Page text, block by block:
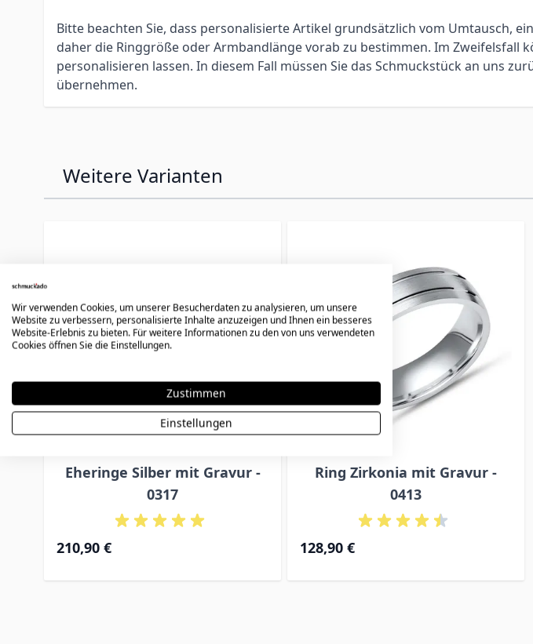
Bitte beachten Sie, dass personalisierte Artikel grundsätzlich vom Umtausch,
daher die Ringgröße oder Armbandlänge vorab zu bestimmen. Im Zweifelsfall
personalisieren lassen. In diesem Fall müssen Sie das Schmuckstück an uns
übernehmen.
Weitere Varianten
Eheringe Silber mit Gravur -
0317
210,90 €
Ring Zirkonia mit Gravur -
0413
128,90 €
Wir verwenden Cookies, um unserer Besucherdaten zu analysieren, um unsere
Website zu verbessern, personalisierte Inhalte anzuzeigen und Ihnen ein besseres
Website-Erlebnis zu bieten. Für weitere Informationen zu den von uns verwendeten
Cookies öffnen Sie die Einstellungen.
Zustimmen
Einstellungen